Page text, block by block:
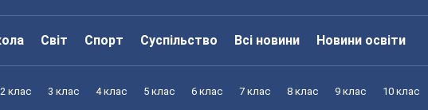
Світ Спорт Суспільство Всі новини Новини освіти
2 клас 3 клас 4 клас 5 клас 6 клас 7 клас 8 клас 9 клас 10 клас